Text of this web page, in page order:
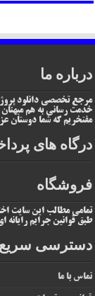
درباره ما
مرجع تخصصی دانلود
مفتخریم که شما دوستان
درگاه های
فروشگاه
تمامی مطالب این سایت
طبق قوانین جرایم رایانه
دسترسی سریع
تماس با ما